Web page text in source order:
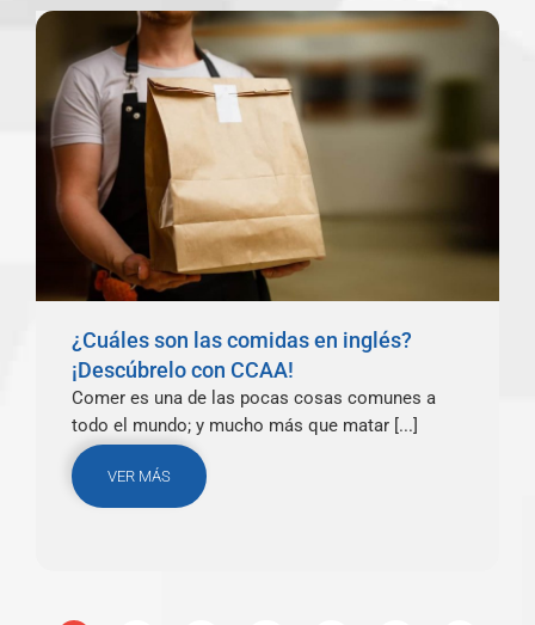
¿Cuáles son las comidas en inglés?
¡Descúbrelo con CCAA!
Comer es una de las pocas cosas comunes a
todo el mundo; y mucho más que matar [...]
VER MÁS